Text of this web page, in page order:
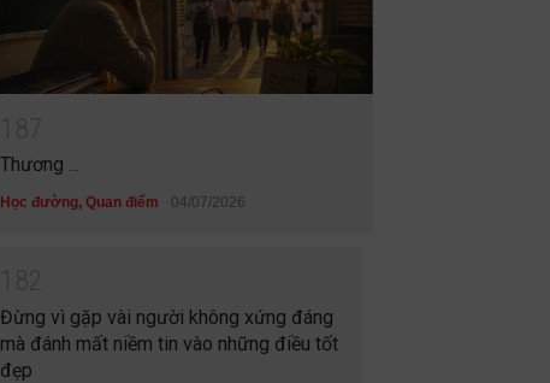
Thương ...
Học đường, Quan điểm 04/07/2026
Đừng vì gặp vài người không xứng đáng
mà đánh mất niềm tin vào những điều tốt
đẹp